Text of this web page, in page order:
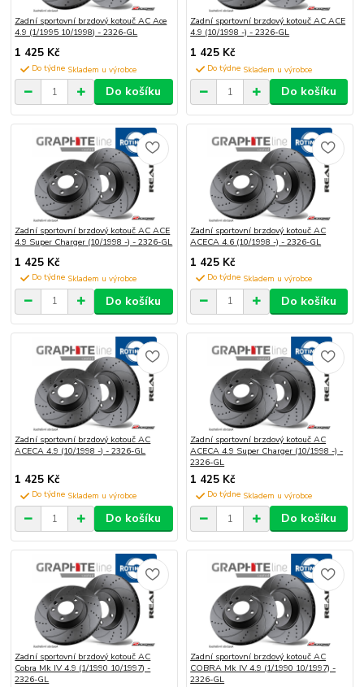
Zadní sportovní brzdový kotouč AC Ace
4.9 (1/1995 10/1998) - 2326-GL
1 425 Kč
Do týdne
Do košíku
Zadní sportovní brzdový kotouč AC ACE
4.9 (10/1998 -) - 2326-GL
1 425 Kč
Do týdne
Do košíku
Zadní sportovní brzdový kotouč AC ACE
4.9 Super Charger (10/1998 -) - 2326-GL
1 425 Kč
Do týdne
Do košíku
Zadní sportovní brzdový kotouč AC
ACECA 4.6 (10/1998 -) - 2326-GL
1 425 Kč
Do týdne
Do košíku
Zadní sportovní brzdový kotouč AC
ACECA 4.9 (10/1998 -) - 2326-GL
1 425 Kč
Do týdne
Do košíku
Zadní sportovní brzdový kotouč AC
ACECA 4.9 Super Charger (10/1998 -) -
2326-GL
1 425 Kč
Do týdne
Do košíku
Zadní sportovní brzdový kotouč AC
Cobra Mk IV 4.9 (1/1990 10/1997) -
2326-GL
Zadní sportovní brzdový kotouč AC
COBRA Mk IV 4.9 (1/1990 10/1997) -
2326-GL